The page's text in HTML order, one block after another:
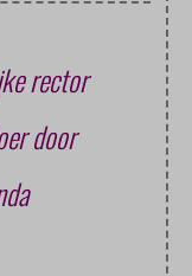
rector
door